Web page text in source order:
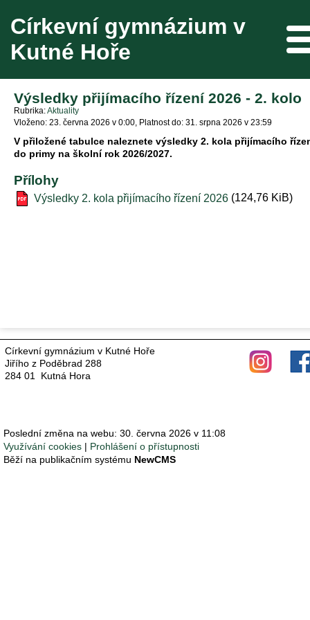
Církevní gymnázium v
Kutné Hoře
Výsledky přijímacího řízení 2026 - 2. kolo
Rubrika Aktuality
Vloženo: 23. června 2026 v 0:00
Platnost do: 31. srpna 2026 v 23:59
V přiložené tabulce naleznete výsledky 2. kola přijímacího
do primy na školní rok 2026/2027.
Přílohy
Výsledky 2. kola přijímacího řízení 2026 (124,76 KiB)
Církevní gymnázium v Kutné Hoře
Jiřího z Poděbrad 288
284 01 Kutná Hora
Poslední změna na webu: 30. června 2026 v 11:08
Využívání cookies
Prohlášení o přístupnosti
Běží na publikačním systému NewCMS